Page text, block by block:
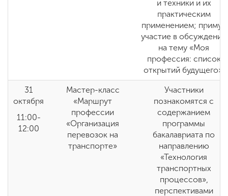
и техники и их
практическим
применением; примут
участие в обсуждении
на тему «Моя
профессия: список
открытий будущего»
31
октября
11:00-
12:00
Мастер-класс
«Маршрут
профессии
«Организация
перевозок на
транспорте»
Участники
познакомятся с
содержанием
программы
бакалавриата по
направлению
«Технология
транспортных
процессов»,
перспективами